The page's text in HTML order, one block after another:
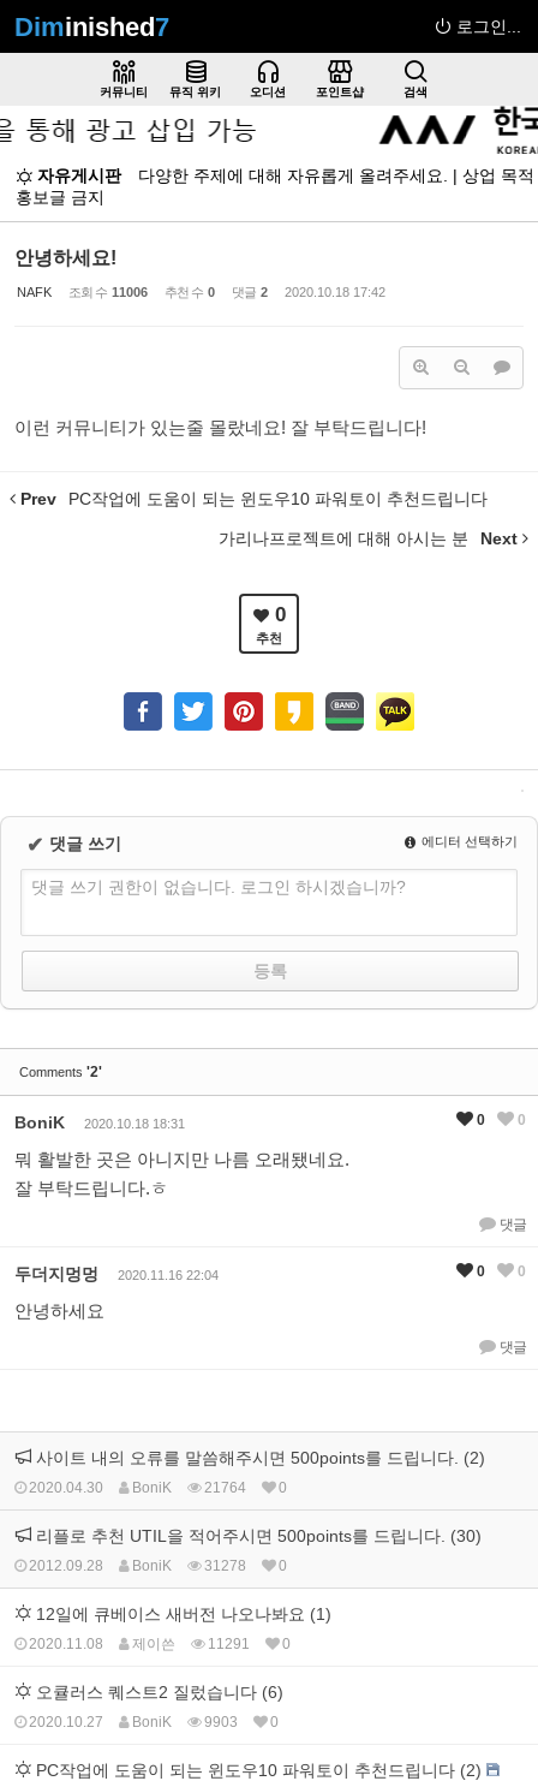
Diminished7 로그인...
커뮤니티 뮤직 위키 오디션 포인트샵 검색
자유게시판
다양한 주제에 대해 자유롭게 올려주세요. | 상업 목적
홍보글 금지
안녕하세요!
NAFK 조회 수 11006 추천 수 0 댓글 2 2020.10.18 17:42
이런 커뮤니티가 있는줄 몰랐네요! 잘 부탁드립니다!
Prev PC작업에 도움이 되는 윈도우10 파워토이 추천드립니다
가리나프로젝트에 대해 아시는 분 Next
0
추천
✔ 댓글 쓰기 에디터 선택하기
댓글 쓰기 권한이 없습니다. 로그인 하시겠습니까?
Comments '2'
BoniK 2020.10.18 18:31
뭐 활발한 곳은 아니지만 나름 오래됐네요.
잘 부탁드립니다.ㅎ
댓글
0 0
두더지멍멍 2020.11.16 22:04
안녕하세요
댓글
0 0
사이트 내의 오류를 말씀해주시면 500points를 드립니다. (2)
2020.04.30 BoniK 21764 0
리플로 추천 UTIL을 적어주시면 500points를 드립니다. (30)
2012.09.28 BoniK 31278 0
12일에 큐베이스 새버전 나오나봐요 (1)
2020.11.08 제이쓴 11291 0
오큘러스 퀘스트2 질렀습니다 (6)
2020.10.27 BoniK 9903 0
PC작업에 도움이 되는 윈도우10 파워토이 추천드립니다 (2)
Sketchbook5, 스케치북5
Sketchbook5, 스케치북5